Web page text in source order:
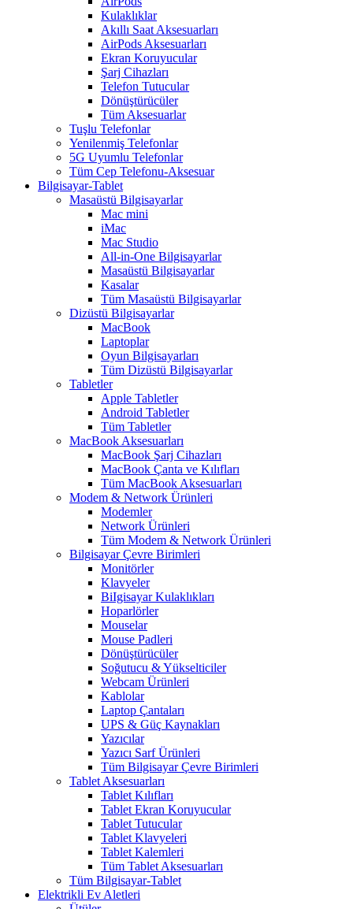
Kulaklıklar
Akıllı Saat Aksesuarları
AirPods Aksesuarları
Ekran Koruyucular
Şarj Cihazları
Telefon Tutucular
Dönüştürücüler
Tüm Aksesuarlar
Tuşlu Telefonlar
Yenilenmiş Telefonlar
5G Uyumlu Telefonlar
Tüm Cep Telefonu-Aksesuar
Bilgisayar-Tablet
Masaüstü Bilgisayarlar
Mac mini
iMac
Mac Studio
All-in-One Bilgisayarlar
Masaüstü Bilgisayarlar
Kasalar
Tüm Masaüstü Bilgisayarlar
Dizüstü Bilgisayarlar
MacBook
Laptoplar
Oyun Bilgisayarları
Tüm Dizüstü Bilgisayarlar
Tabletler
Apple Tabletler
Android Tabletler
Tüm Tabletler
MacBook Aksesuarları
MacBook Şarj Cihazları
MacBook Çanta ve Kılıfları
Tüm MacBook Aksesuarları
Modem & Network Ürünleri
Modemler
Network Ürünleri
Tüm Modem & Network Ürünleri
Bilgisayar Çevre Birimleri
Monitörler
Klavyeler
BiIgisayar Kulaklıkları
Hoparlörler
Mouselar
Mouse Padleri
Dönüştürücüler
Soğutucu & Yükselticiler
Webcam Ürünleri
Kablolar
Laptop Çantaları
UPS & Güç Kaynakları
Yazıcılar
Yazıcı Sarf Ürünleri
Tüm Bilgisayar Çevre Birimleri
Tablet Aksesuarları
Tablet Kılıfları
Tablet Ekran Koruyucular
Tablet Tutucular
Tablet Klavyeleri
Tablet Kalemleri
Tüm Tablet Aksesuarları
Tüm Bilgisayar-Tablet
Elektrikli Ev Aletleri